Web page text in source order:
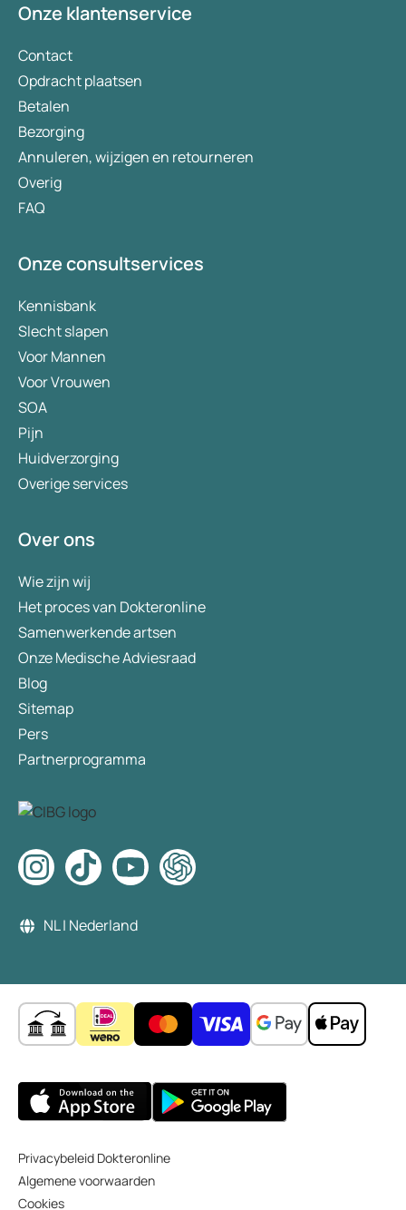
Onze klantenservice
Contact
Opdracht plaatsen
Betalen
Bezorging
Annuleren, wijzigen en retourneren
Overig
FAQ
Onze consultservices
Kennisbank
Slecht slapen
Voor Mannen
Voor Vrouwen
SOA
Pijn
Huidverzorging
Overige services
Over ons
Wie zijn wij
Het proces van Dokteronline
Samenwerkende artsen
Onze Medische Adviesraad
Blog
Sitemap
Pers
Partnerprogramma
NL | Nederland
Privacybeleid Dokteronline
Algemene voorwaarden
Cookies